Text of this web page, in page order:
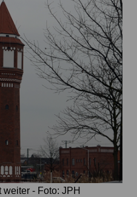
- Foto: JPH